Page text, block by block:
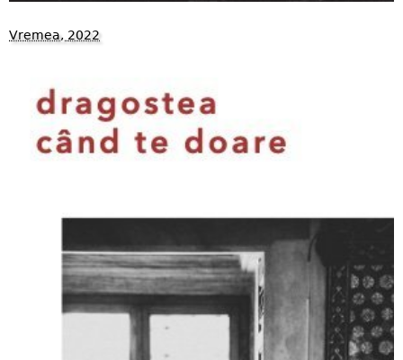
Vremea, 2022